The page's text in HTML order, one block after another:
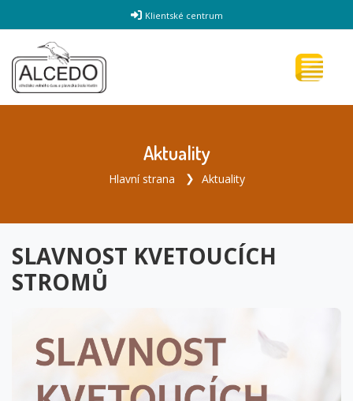
Klientské centrum
Aktuality
Hlavní strana Aktuality
SLAVNOST KVETOUCÍCH
STROMŮ